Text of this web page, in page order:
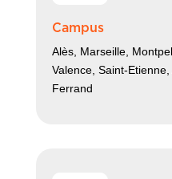
Campus
Alès, Marseille,
Valence, Saint-
Ferrand